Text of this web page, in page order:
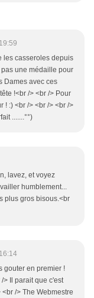
les casseroles depuis
une médaille pour
Dames avec ces
!<br /> <br /> Pour
! :) <br /> <br /> <br />
.......°°)
lavez, et voyez
humblement...
plus gros bisous.<br
gouter en premier !
> Il parait que c'est
/> The Webmestre